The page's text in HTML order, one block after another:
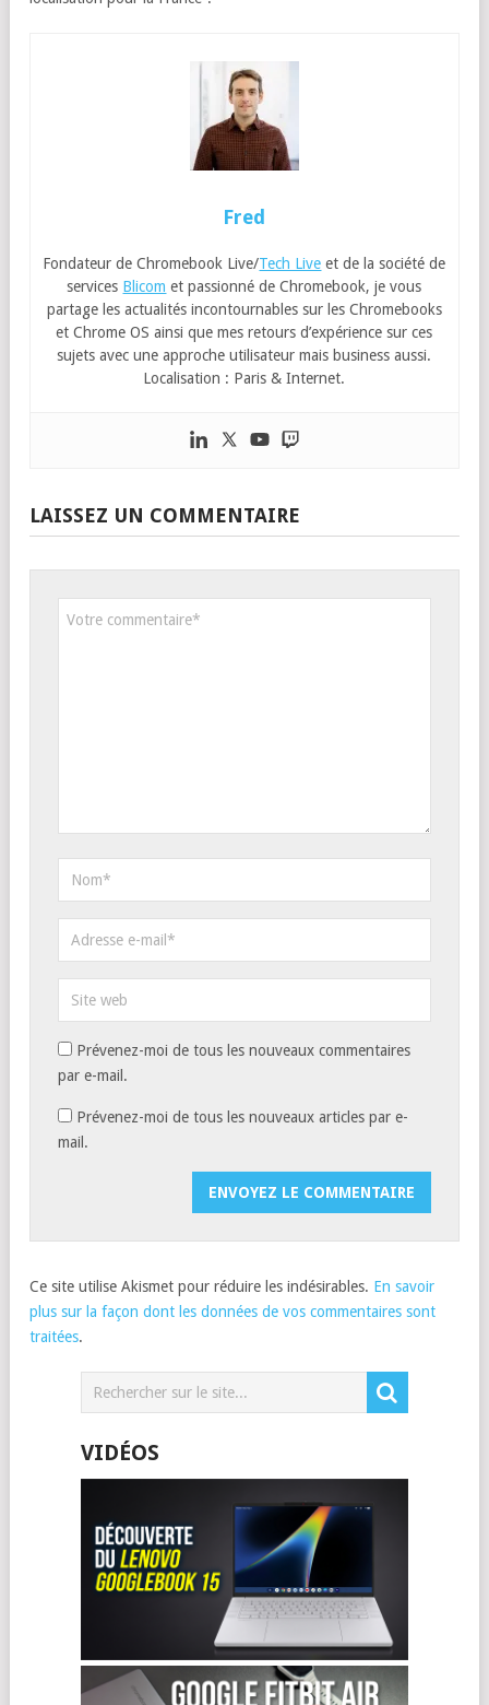
Fred
Fondateur de Chromebook Live/Tech Live et de la société de
services Blicom et passionné de Chromebook, je vous
partage les actualités incontournables sur les Chromebooks
et Chrome OS ainsi que mes retours d’expérience sur ces
sujets avec une approche utilisateur mais business aussi.
Localisation : Paris & Internet.
LAISSEZ UN COMMENTAIRE
Prévenez-moi de tous les nouveaux commentaires
par e-mail.
Prévenez-moi de tous les nouveaux articles par e-
mail.
Ce site utilise Akismet pour réduire les indésirables. En savoir
plus sur la façon dont les données de vos commentaires sont
traitées.
VIDÉOS